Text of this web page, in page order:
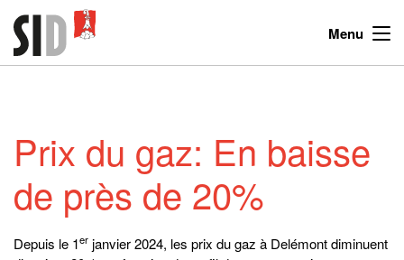
Menu
Prix du gaz: En baisse
de près de 20%
Depuis le 1er janvier 2024, les prix du gaz à Delémont diminuent